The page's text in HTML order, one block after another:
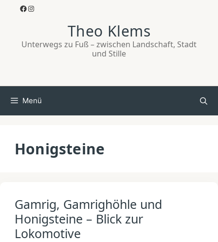
Facebook
Instagram
Theo Klems
Unterwegs zu Fuß – zwischen Landschaft, Stadt
und Stille
Menü
Honigsteine
Gamrig, Gamrighöhle und
Honigsteine – Blick zur
Lokomotive